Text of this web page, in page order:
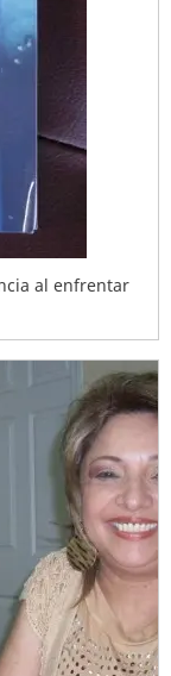
al enfrentar